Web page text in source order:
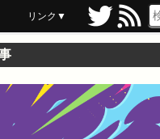
リンク▼